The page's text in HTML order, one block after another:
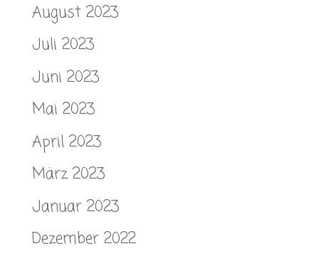
August 2023
Juli 2023
Juni 2023
Mai 2023
April 2023
März 2023
Januar 2023
Dezember 2022